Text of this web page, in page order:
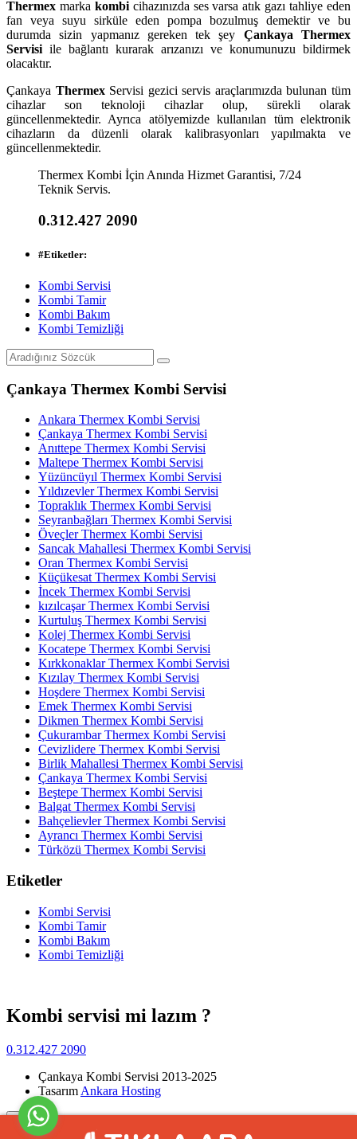
Thermex marka kombi cihazınızda ses varsa atık gazı tahliye eden
fan veya suyu sirküle eden pompa bozulmuş demektir ve bu
durumda sizin yapmanız gereken tek şey Çankaya Thermex
Servisi ile bağlantı kurarak arızanızı ve konumunuzu bildirmek
olacaktır.
Çankaya Thermex Servisi gezici servis araçlarımızda bulunan tüm
cihazlar son teknoloji cihazlar olup, sürekli olarak
güncellenmektedir. Ayrıca atölyemizde kullanılan tüm elektronik
cihazların da düzenli olarak kalibrasyonları yapılmakta ve
güncellenmektedir.
Thermex Kombi İçin Anında Hizmet Garantisi, 7/24
Teknik Servis.
0.312.427 2090
#Etiketler:
Kombi Servisi
Kombi Tamir
Kombi Bakım
Kombi Temizliği
Çankaya Thermex Kombi Servisi
Ankara Thermex Kombi Servisi
Çankaya Thermex Kombi Servisi
Anıttepe Thermex Kombi Servisi
Maltepe Thermex Kombi Servisi
Yüzüncüyıl Thermex Kombi Servisi
Yıldızevler Thermex Kombi Servisi
Topraklık Thermex Kombi Servisi
Seyranbağları Thermex Kombi Servisi
Öveçler Thermex Kombi Servisi
Sancak Mahallesi Thermex Kombi Servisi
Oran Thermex Kombi Servisi
Küçükesat Thermex Kombi Servisi
İncek Thermex Kombi Servisi
kızılcaşar Thermex Kombi Servisi
Kurtuluş Thermex Kombi Servisi
Kolej Thermex Kombi Servisi
Kocatepe Thermex Kombi Servisi
Kırkkonaklar Thermex Kombi Servisi
Kızılay Thermex Kombi Servisi
Hoşdere Thermex Kombi Servisi
Emek Thermex Kombi Servisi
Dikmen Thermex Kombi Servisi
Çukurambar Thermex Kombi Servisi
Cevizlidere Thermex Kombi Servisi
Birlik Mahallesi Thermex Kombi Servisi
Çankaya Thermex Kombi Servisi
Beştepe Thermex Kombi Servisi
Balgat Thermex Kombi Servisi
Bahçelievler Thermex Kombi Servisi
Ayrancı Thermex Kombi Servisi
Türközü Thermex Kombi Servisi
Etiketler
Kombi Servisi
Kombi Tamir
Kombi Bakım
Kombi Temizliği
Kombi servisi mi lazım ?
0.312.427 2090
Çankaya Kombi Servisi 2013-2025
Tasarım Ankara Hosting
Yukarı